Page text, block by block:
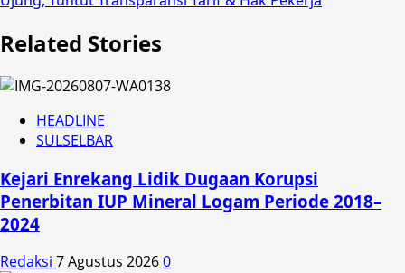
Related Stories
HEADLINE
SULSELBAR
Kejari Enrekang Lidik Dugaan Korupsi
Penerbitan IUP Mineral Logam Periode 2018–
2024
Redaksi 7 Agustus 20260